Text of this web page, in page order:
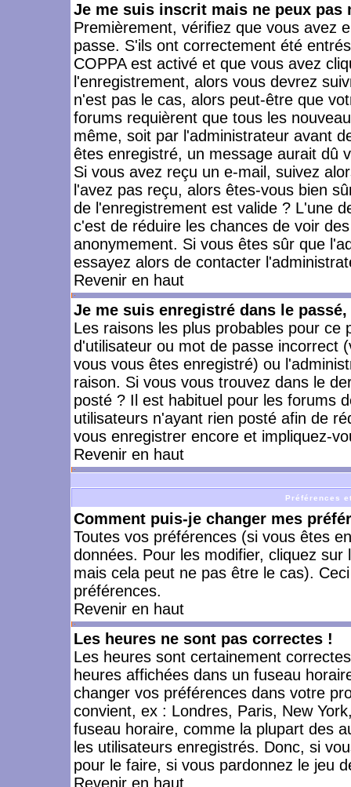
Je me suis inscrit mais ne peux pas
Premièrement, vérifiez que vous avez
passe. S'ils ont correctement été
COPPA est activé et que vous avez
l'enregistrement, alors vous devrez
n'est pas le cas, alors peut-être que
forums requièrent que tous les
même, soit par l'administrateur avant
êtes enregistré, un message aurait dû
Si vous avez reçu un e-mail, suivez
l'avez pas reçu, alors êtes-vous bien
de l'enregistrement est valide ? L'une
c'est de réduire les chances de voir
anonymement. Si vous êtes sûr que
essayez alors de contacter
Revenir en haut
Je me suis enregistré dans le
Les raisons les plus probables pour
d'utilisateur ou mot de passe incorrect
vous vous êtes enregistré) ou
raison. Si vous vous trouvez dans le
posté ? Il est habituel pour les forums
utilisateurs n'ayant rien posté afin de
vous enregistrer encore et impliquez-
Revenir en haut
Préférences
Comment puis-je changer mes
Toutes vos préférences (si vous êtes
données. Pour les modifier, cliquez sur
mais cela peut ne pas être le cas).
préférences.
Revenir en haut
Les heures ne sont pas correctes !
Les heures sont certainement
heures affichées dans un fuseau
changer vos préférences dans votre
convient, ex : Londres, Paris, New
fuseau horaire, comme la plupart des
les utilisateurs enregistrés. Donc, si
pour le faire, si vous pardonnez le jeu
Revenir en haut